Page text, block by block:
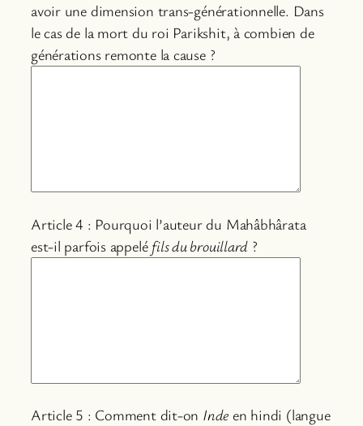
avoir une dimension trans-générationnelle. Dans
le cas de la mort du roi Parikshit, à combien de
générations remonte la cause ?
Article 4 : Pourquoi l’auteur du Mahâbhârata
est-il parfois appelé fils du brouillard ?
Article 5 : Comment dit-on Inde en hindi (langue